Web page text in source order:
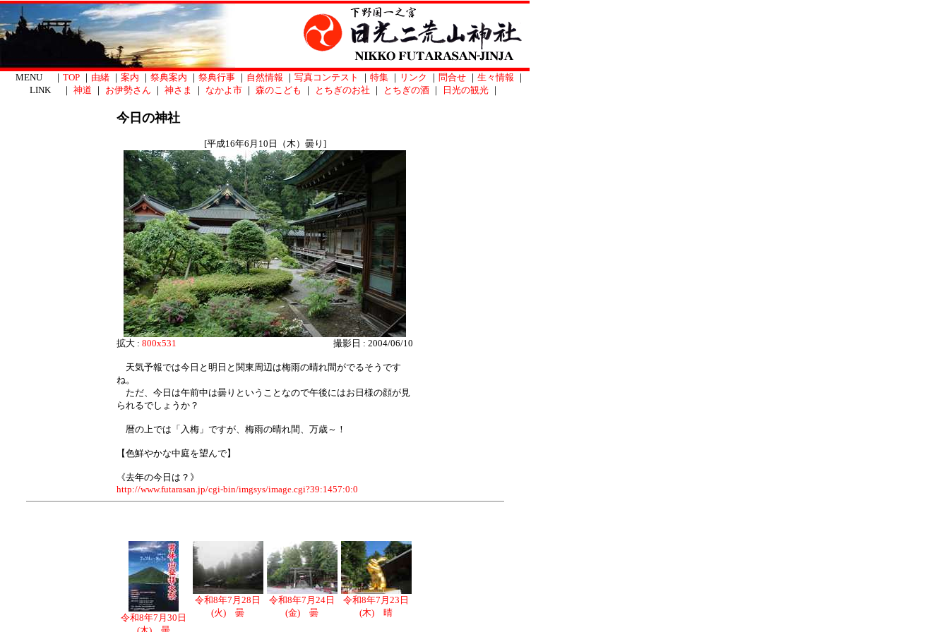
MENU ｜ TOP ｜ 由緒 ｜ 案内 ｜ 祭典案内 ｜ 祭典行事 ｜ 自然情報 ｜ 写真コンテスト ｜ 特集 ｜ リンク ｜ 問合せ ｜ 生々情報 ｜
LINK ｜ 神道 ｜ お伊勢さん ｜ 神さま ｜ なかよ市 ｜ 森のこども ｜ とちぎのお社 ｜ とちぎの酒 ｜ 日光の観光 ｜
今日の神社
[平成16年6月10日（木）曇り]
拡大 : 800x531 撮影日 : 2004/06/10
天気予報では今日と明日と関東周辺は梅雨の晴れ間がでるそうです
ね。
ただ、今日は午前中は曇りということなので午後にはお日様の顔が見
られるでしょうか？
暦の上では「入梅」ですが、梅雨の晴れ間、万歳～！
【色鮮やかな中庭を望んで】
《去年の今日は？》
http://www.futarasan.jp/cgi-bin/imgsys/image.cgi?39:1457:0:0
令和8年7月30日
令和8年7月28日
(火) 曇
令和8年7月24日
(金) 曇
令和8年7月23日
(木) 晴